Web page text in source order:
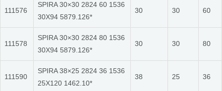
111576
SPIRA 30×30 2824 60 1536
30X94 5879.126*
30 30 60
111578
SPIRA 30×30 2824 80 1536
30X94 5879.126*
30 30 80
111590
SPIRA 38×25 2824 36 1536
25X120 1462.10*
38 25 36